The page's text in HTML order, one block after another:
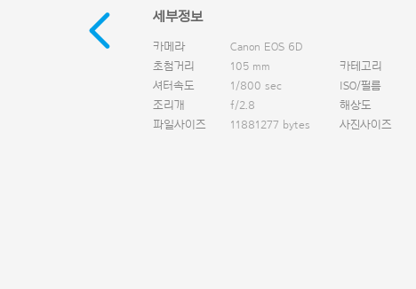
세부정보
카메라
Canon EOS 6D
초첨거리
105 mm 카테고리
셔터속도
1/800 sec ISO/필름
조리개
f/2.8 해상도
파일사이즈
11881277 bytes 사진사이즈